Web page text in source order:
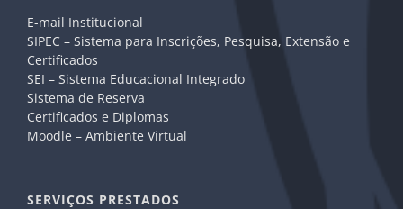
E-mail Institucional
SIPEC – Sistema para Inscrições, Pesquisa, Extensão e
Certificados
SEI – Sistema Educacional Integrado
Sistema de Reserva
Certificados e Diplomas
Moodle – Ambiente Virtual
SERVIÇOS PRESTADOS